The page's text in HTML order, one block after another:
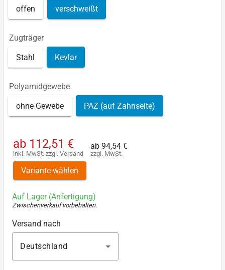
offen verschweißt
Zugträger
Stahl Kevlar
Polyamidgewebe
ohne Gewebe PAZ (auf Zahnseite)
ab 112,51 €
inkl. MwSt. zzgl. Versand
ab 94,54 €
zzgl. MwSt.
Variante wählen
Auf Lager (Anfertigung)
Zwischenverkauf vorbehalten.
Versand nach
Deutschland